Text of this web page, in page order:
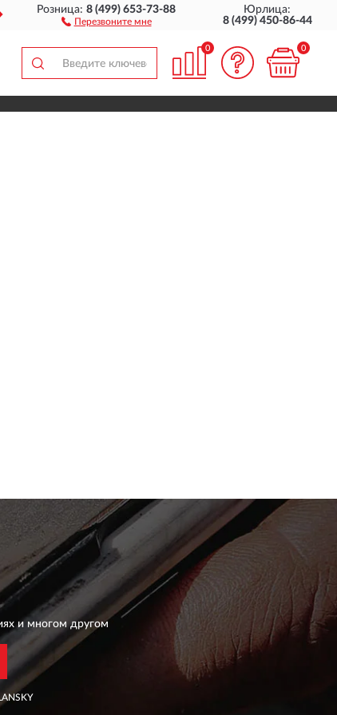
ДОСТАВИМ ПО ВСЕЙ РОССИИ
Розница:8 (499) 653-73-88
Перезвоните мне
Юрлица:
8 (499) 450-86-44
0 0
и многом другом